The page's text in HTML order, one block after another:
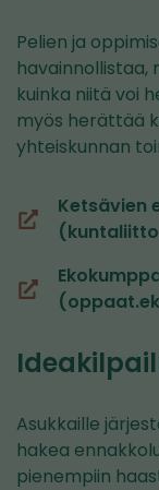
Pelien ja
havainnollistaa,
kuinka niitä voi
myös herättää
yhteiskunnan
Ketsävien
(siirryt
palveluun)
(siirryt
palveluun)
Asukkaille
hakea
pienempiin